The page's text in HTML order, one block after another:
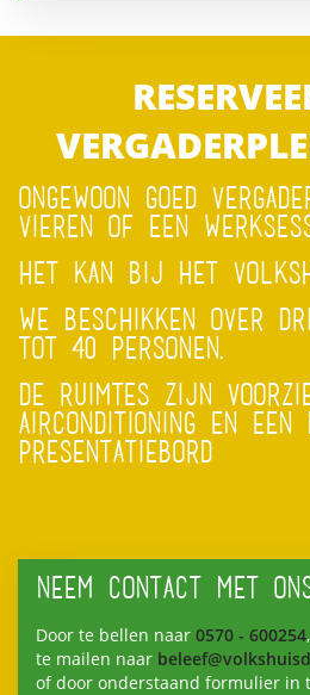
ONGEWOON GOED
VIEREN OF EEN
HET KAN BIJ HET
WE BESCHIKKEN OVER
TOT 40 PERSONEN.
DE RUIMTES ZIJN
AIRCONDITIONING EN EEN
PRESENTATIEBORD
NEEM CONTACT MET
Door te bellen naar 0570 - 600254,
te mailen naar
of door onderstaand formulier in